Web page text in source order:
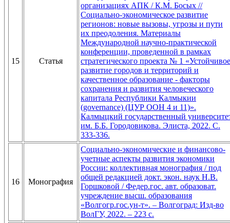
15 Статья
организациях АПК / К.М. Босых //
Социально-экономическое развитие
регионов: новые вызовы, угрозы и пути
их преодоления. Материалы
Международной научно-практической
конференции, проведенной в рамках
стратегического проекта № 1 «Устойчивое
развитие городов и территорий и
качественное образование - факторы
сохранения и развития человеческого
капитала Республики Калмыкии
(governance) (ЦУР ООН 4 и 11)».
Калмыцкий государственный
им. Б.Б. Городовикова. Элиста, 2022. С.
333-336.
16 Монография
Социально-экономические и финансово-
учетные аспекты развития экономики
России: коллективная монография / под
общей редакцией докт. экон. наук Н.В.
Горшковой / Федер.гос. авт. образоват.
учреждение высш. образования
«Волгогр.гос.ун-т». – Волгоград: Изд-во
ВолГУ, 2022. – 223 с.